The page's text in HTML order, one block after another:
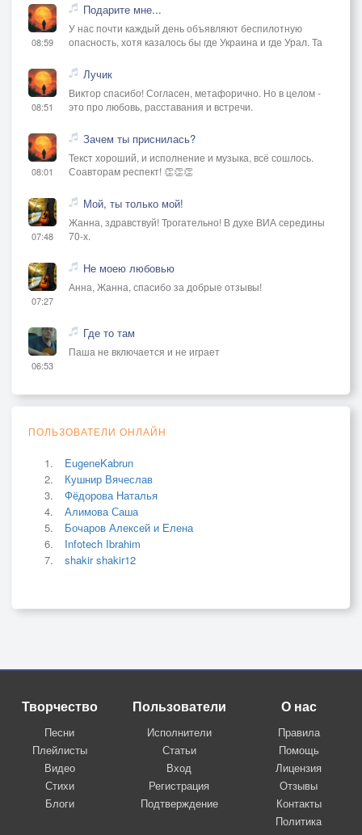
08:59
Подарите мне...
У нас почти каждый день объявляют беспилотную
опасность, хотя казалось бы где Украина и где Урал. Та
08:51
Лучик
Виктор спасибо! Согласен, метафорично. Но в целом -
это про любовь, расставания и встречи.
08:01
Зачем ты приснилась?
Текст хороший, и исполнение и музыка, всё сошлось.
Соавторам респект! 👏👏👏
07:48
Мой, ты только мой!
Жанна, здравствуй! Трогательно! В духе ВИА середины
70-х.
07:27
Не моею любовью
Анна, Жанна, спасибо за добрые отзывы!
06:53
Где то там
Паша не включается и не играет
ПОЛЬЗОВАТЕЛИ ОНЛАЙН
EugeneKabrun
Кушнир Вячеслав
Фёдорова Наталья
Алимова Саша
Бочаров Алексей и Елена
Infotech Ibrahim
shakir shakir12
Творчество
Песни
Плейлисты
Видео
Стихи
Блоги
Пользователи
Исполнители
Статьи
Вход
Регистрация
Подтверждение
О нас
Правила
Помощь
Лицензия
Отзывы
Контакты
Политика